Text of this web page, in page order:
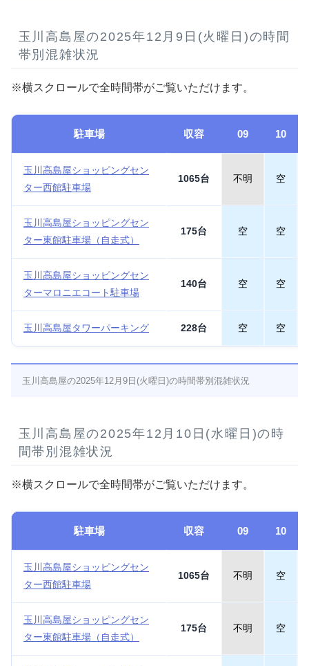
玉川高島屋の2025年12月9日(火曜日)の時間
帯別混雑状況
※横スクロールで全時間帯がご覧いただけます。
駐車場 収容 09 10
玉川高島屋ショッピングセン
ター西館駐車場
1065台 不明 空
玉川高島屋ショッピングセン
ター東館駐車場（自走式）
175台 空 空
玉川高島屋ショッピングセン
ターマロニエコート駐車場
140台 空 空
玉川高島屋タワーパーキング 228台 空 空
玉川高島屋の2025年12月9日(火曜日)の時間帯別混雑状況
玉川高島屋の2025年12月10日(水曜日)の時
間帯別混雑状況
※横スクロールで全時間帯がご覧いただけます。
駐車場 収容 09 10
玉川高島屋ショッピングセン
ター西館駐車場
1065台 不明 空
玉川高島屋ショッピングセン
ター東館駐車場（自走式）
175台 不明 空